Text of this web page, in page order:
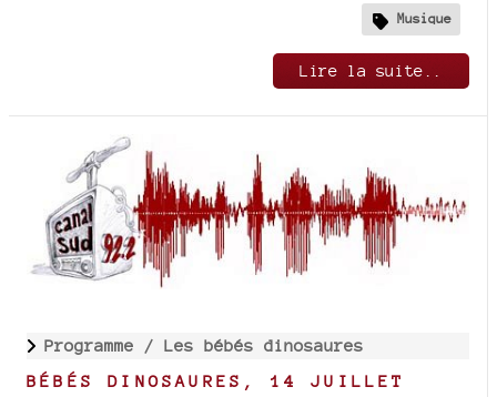
Musique
Lire la suite..
Programme / Les bébés dinosaures
BÉBÉS DINOSAURES, 14 JUILLET